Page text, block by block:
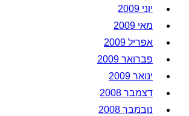
יוני 2009
מאי 2009
אפריל 2009
פברואר 2009
ינואר 2009
דצמבר 2008
נובמבר 2008